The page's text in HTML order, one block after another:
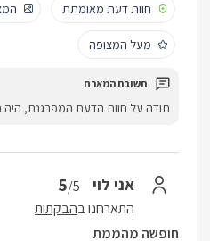
חוות דעת מאומתת
מעל המצופה
תודה על חוות הדעת המפרגנת,
אני לוי 5/5
התארחנו בהבקתות
חופשה מהממת